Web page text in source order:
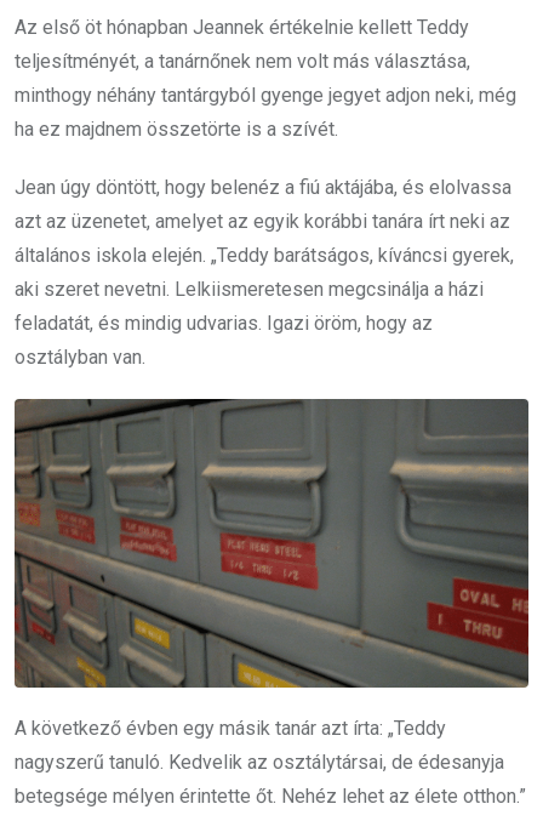
Az első öt hónapban Jeannek értékelnie kellett Teddy
teljesítményét, a tanárnőnek nem volt más választása,
minthogy néhány tantárgyból gyenge jegyet adjon neki, még
ha ez majdnem összetörte is a szívét.
Jean úgy döntött, hogy belenéz a fiú aktájába, és elolvassa
azt az üzenetet, amelyet az egyik korábbi tanára írt neki az
általános iskola elején. „Teddy barátságos, kíváncsi gyerek,
aki szeret nevetni. Lelkiismeretesen megcsinálja a házi
feladatát, és mindig udvarias. Igazi öröm, hogy az
osztályban van.
A következő évben egy másik tanár azt írta: „Teddy
nagyszerű tanuló. Kedvelik az osztálytársai, de édesanyja
betegsége mélyen érintette őt. Nehéz lehet az élete otthon.”